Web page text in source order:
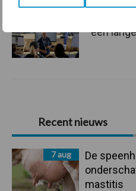
Primaire
Sidebar
Recent nieuws
7 aug
De
mastitis
een